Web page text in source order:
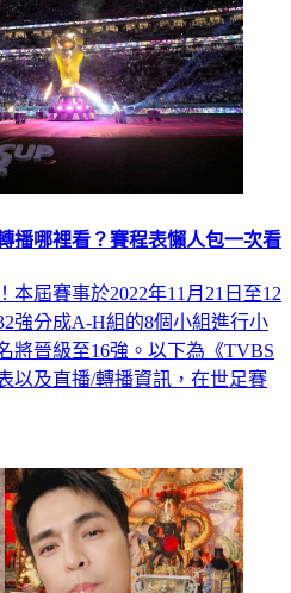
播哪裡看？賽程表懶人包一次看
本屆賽事於2022年11月21日至12
強分成A-H組的8個小組進行小
將晉級至16強。以下為《TVBS
以及直播/轉播資訊，在世足賽